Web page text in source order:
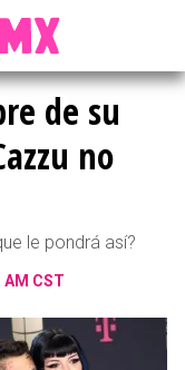
de su
no
le pondrá así?
AM CST